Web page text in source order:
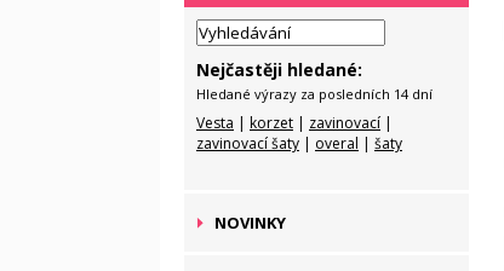
Nejčastěji hledané:
Hledané výrazy za posledních 14 dní
Vesta | korzet | zavinovací |
zavinovací šaty | overal | šaty
NOVINKY